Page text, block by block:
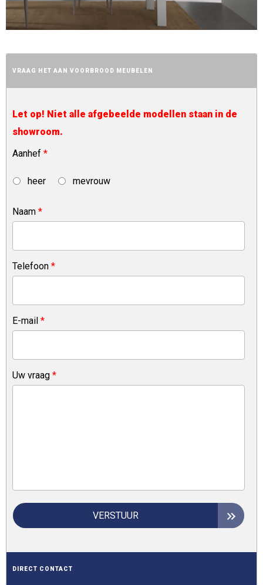
VRAAG HET AAN VOORBROOD MEUBELEN
Let op! Niet alle afgebeelde modellen staan in de
showroom.
Aanhef *
heer mevrouw
Naam *
Telefoon *
E-mail *
Uw vraag *
VERSTUUR
DIRECT CONTACT